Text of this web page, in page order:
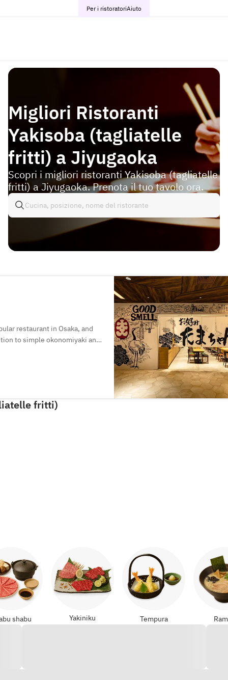
Per i ristoratoriAiuto
Migliori Ristoranti
Yakisoba (tagliatelle
fritti) a Jiyugaoka
Scopri i migliori ristoranti Yakisoba (tagliatelle
fritti) a Jiyugaoka. Prenota il tuo tavolo ora.
restaurant in Osaka, and
to simple okonomiyaki and
fritti)
shabu Yakiniku Tempura